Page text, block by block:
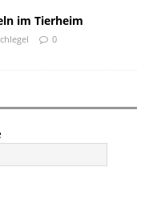
im Tierheim
0